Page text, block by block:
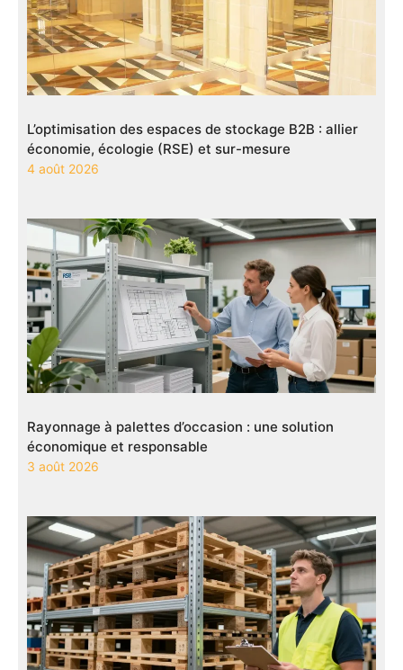
L’optimisation des espaces de stockage B2B : allier
économie, écologie (RSE) et sur-mesure
4 août 2026
Rayonnage à palettes d’occasion : une solution
économique et responsable
3 août 2026